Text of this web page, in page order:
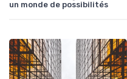
un monde de possibilités